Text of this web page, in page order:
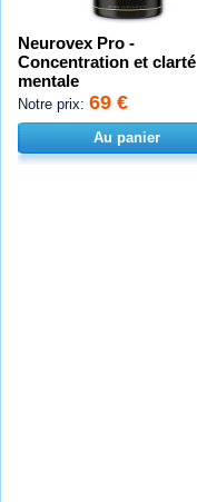
Neurovex Pro -
Concentration et clarté
mentale
Notre prix: 69 €
Au panier